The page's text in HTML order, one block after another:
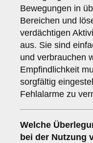
Bewegungen in
Bereichen und
verdächtigen
aus. Sie sind
und verbrauchen
Empfindlichkeit
sorgfältig
Fehlalarme zu
Welche
bei der Nutzung